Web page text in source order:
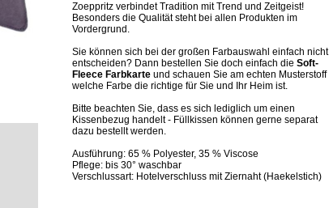
Zoeppritz verbindet Tradition mit Trend und Zeitgeist!
Besonders die Qualität steht bei allen Produkten im
Vordergrund.
Sie können sich bei der großen Farbauswahl einfach nicht
entscheiden? Dann bestellen Sie doch einfach die Soft-
Fleece Farbkarte und schauen Sie am echten Musterstoff
welche Farbe die richtige für Sie und Ihr Heim ist.
Bitte beachten Sie, dass es sich lediglich um einen
Kissenbezug handelt - Füllkissen können gerne separat
dazu bestellt werden.
Ausführung: 65 % Polyester, 35 % Viscose
Pflege: bis 30° waschbar
Verschlussart: Hotelverschluss mit Ziernaht (Haekelstich)